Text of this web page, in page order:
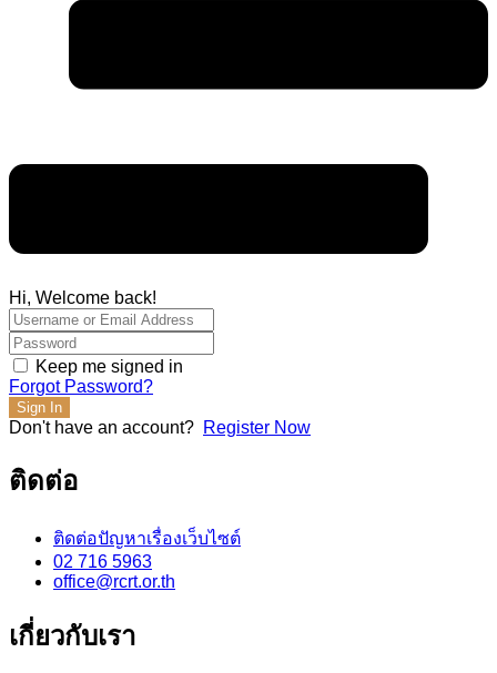
Hi, Welcome back!
Keep me signed in
Forgot Password?
Sign In
Don't have an account? Register Now
ติดต่อ
ติดต่อปัญหาเรื่องเว็บไซต์
02 716 5963
office@rcrt.or.th
เกี่ยวกับเรา